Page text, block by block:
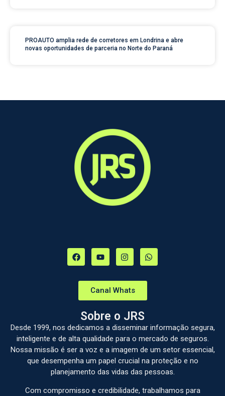
PROAUTO amplia rede de corretores em Londrina e abre
novas oportunidades de parceria no Norte do Paraná
Canal Whats
Sobre o JRS
Desde 1999, nos dedicamos a disseminar informação segura,
inteligente e de alta qualidade para o mercado de seguros.
Nossa missão é ser a voz e a imagem de um setor essencial,
que desempenha um papel crucial na proteção e no
planejamento das vidas das pessoas.
Com compromisso e credibilidade, trabalhamos para